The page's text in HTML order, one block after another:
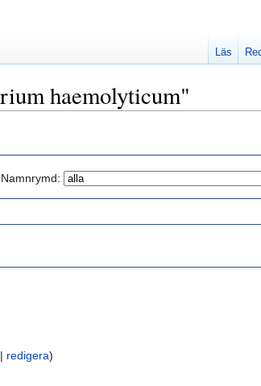
haemolyticum"
Namnrymd:
| redigera)
Läs